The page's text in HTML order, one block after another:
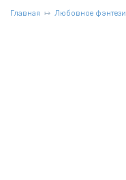
Главная Любовное фэнтези